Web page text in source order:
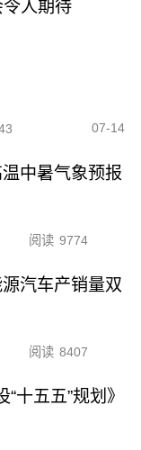
人期待
07-14
中暑气象预报
阅读 9774
源汽车产销量双
阅读 8407
十五五”规划》